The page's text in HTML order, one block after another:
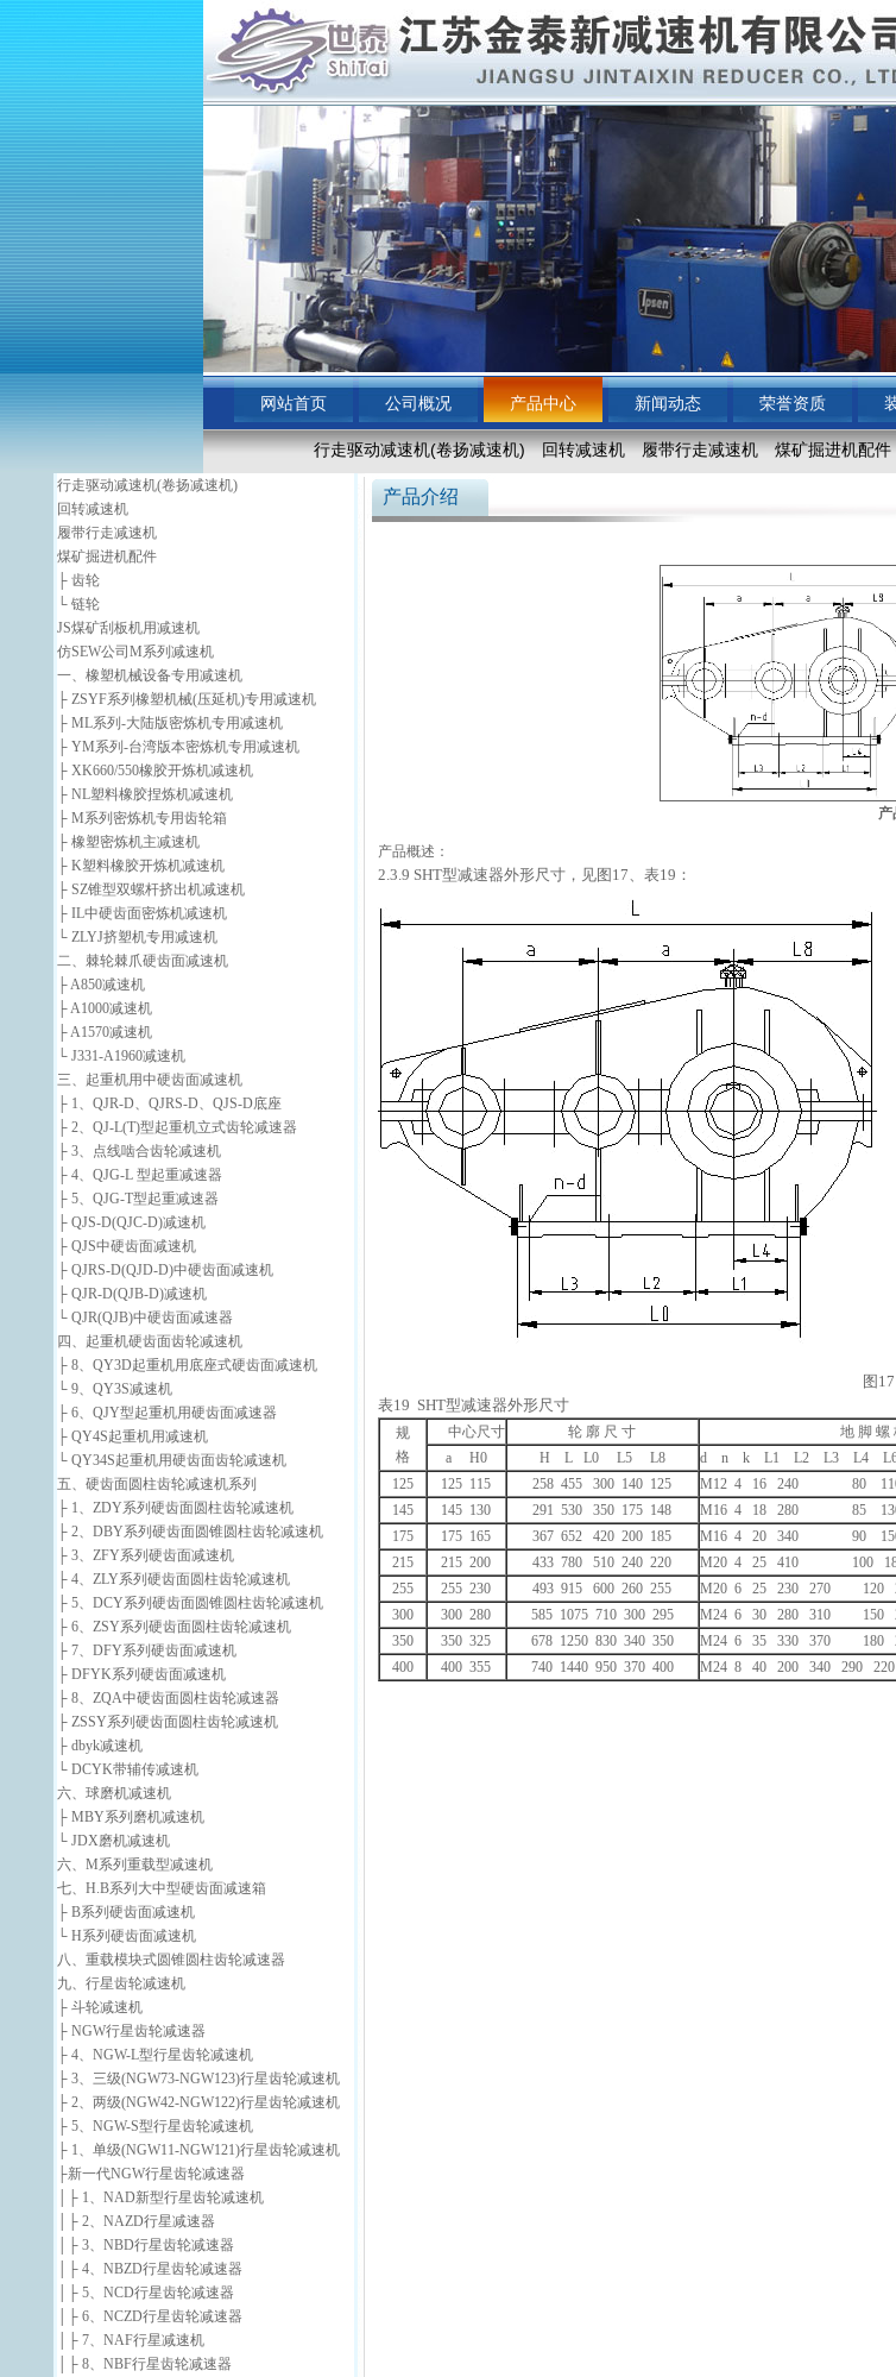
网站首页 公司概况 产品中心 新闻动态 荣誉资质
行走驱动减速机(卷扬减速机) 回转减速机 履带行走减速机 煤矿掘进机配件
行走驱动减速机(卷扬减速机)
回转减速机
履带行走减速机
煤矿掘进机配件
├ 齿轮
└ 链轮
JS煤矿刮板机用减速机
仿SEW公司M系列减速机
一、橡塑机械设备专用减速机
├ ZSYF系列橡塑机械(压延机)专用减速机
├ ML系列-大陆版密炼机专用减速机
├ YM系列-台湾版本密炼机专用减速机
├ XK660/550橡胶开炼机减速机
├ NL塑料橡胶捏炼机减速机
├ M系列密炼机专用齿轮箱
├ 橡塑密炼机主减速机
├ K塑料橡胶开炼机减速机
├ SZ锥型双螺杆挤出机减速机
├ IL中硬齿面密炼机减速机
└ ZLYJ挤塑机专用减速机
二、棘轮棘爪硬齿面减速机
├ A850减速机
├ A1000减速机
├ A1570减速机
└ J331-A1960减速机
三、起重机用中硬齿面减速机
├ 1、QJR-D、QJRS-D、QJS-D底座
├ 2、QJ-L(T)型起重机立式齿轮减速器
├ 3、点线啮合齿轮减速机
├ 4、QJG-L 型起重减速器
├ 5、QJG-T型起重减速器
├ QJS-D(QJC-D)减速机
├ QJS中硬齿面减速机
├ QJRS-D(QJD-D)中硬齿面减速机
├ QJR-D(QJB-D)减速机
└ QJR(QJB)中硬齿面减速器
四、起重机硬齿面齿轮减速机
├ 8、QY3D起重机用底座式硬齿面减速机
└ 9、QY3S减速机
├ 6、QJY型起重机用硬齿面减速器
├ QY4S起重机用减速机
└ QY34S起重机用硬齿面齿轮减速机
五、硬齿面圆柱齿轮减速机系列
├ 1、ZDY系列硬齿面圆柱齿轮减速机
├ 2、DBY系列硬齿面圆锥圆柱齿轮减速机
├ 3、ZFY系列硬齿面减速机
├ 4、ZLY系列硬齿面圆柱齿轮减速机
├ 5、DCY系列硬齿面圆锥圆柱齿轮减速机
├ 6、ZSY系列硬齿面圆柱齿轮减速机
├ 7、DFY系列硬齿面减速机
├ DFYK系列硬齿面减速机
├ 8、ZQA中硬齿面圆柱齿轮减速器
├ ZSSY系列硬齿面圆柱齿轮减速机
├ dbyk减速机
└ DCYK带辅传减速机
六、球磨机减速机
├ MBY系列磨机减速机
└ JDX磨机减速机
六、M系列重载型减速机
七、H.B系列大中型硬齿面减速箱
├ B系列硬齿面减速机
└ H系列硬齿面减速机
八、重载模块式圆锥圆柱齿轮减速器
九、行星齿轮减速机
├ 斗轮减速机
├ NGW行星齿轮减速器
├ 4、NGW-L型行星齿轮减速机
├ 3、三级(NGW73-NGW123)行星齿轮减速机
├ 2、两级(NGW42-NGW122)行星齿轮减速机
├ 5、NGW-S型行星齿轮减速机
├ 1、单级(NGW11-NGW121)行星齿轮减速机
├新一代NGW行星齿轮减速器
│├ 1、NAD新型行星齿轮减速机
│├ 2、NAZD行星减速器
│├ 3、NBD行星齿轮减速器
│├ 4、NBZD行星齿轮减速器
│├ 5、NCD行星齿轮减速器
│├ 6、NCZD行星齿轮减速器
│├ 7、NAF行星减速机
│├ 8、NBF行星齿轮减速器
产品介绍
产
产品概述：
2.3.9 SHT型减速器外形尺寸，见图17、表19：
图
表19 SHT型减速器外形尺寸
规
格
中心尺寸 轮 廓 尺 寸 地 脚 螺
a H0 H L L0 L5 L8 d n k L1 L2 L3 L4
125
125 115 258 455 300 140 125 M12 4 16 240 80
145
145 130 291 530 350 175 148 M16 4 18 280 85
175
175 165 367 652 420 200 185 M16 4 20 340 90
215
215 200 433 780 510 240 220 M20 4 25 410 100
255
255 230 493 915 600 260 255 M20 6 25 230 270 120
300
300 280 585 1075 710 300 295 M24 6 30 280 310 150
350
350 325 678 1250 830 340 350 M24 6 35 330 370 180
400
400 355 740 1440 950 370 400 M24 8 40 200 340 290 220